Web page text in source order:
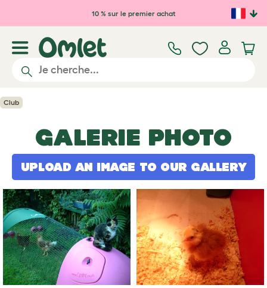
Passer au contenu principal
10 % sur le premier achat
Club
GALERIE PHOTO
UPLOAD AN IMAGE TO OUR GALLERY